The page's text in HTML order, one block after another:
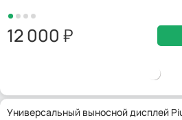
12 000
Универсальный выносной дисплей